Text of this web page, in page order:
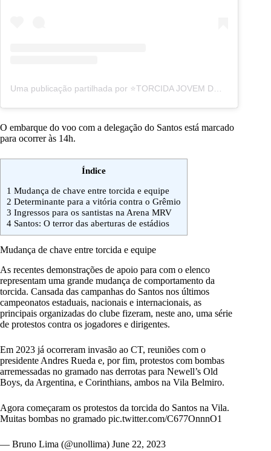
O embarque do voo com a delegação do Santos está marcado
para ocorrer às 14h.
Índice
1 Mudança de chave entre torcida e equipe
2 Determinante para a vitória contra o Grêmio
3 Ingressos para os santistas na Arena MRV
4 Santos: O terror das aberturas de estádios
Mudança de chave entre torcida e equipe
As recentes demonstrações de apoio para com o elenco
representam uma grande mudança de comportamento da
torcida. Cansada das campanhas do Santos nos últimos
campeonatos estaduais, nacionais e internacionais, as
principais organizadas do clube fizeram, neste ano, uma série
de protestos contra os jogadores e dirigentes.
Em 2023 já ocorreram invasão ao CT, reuniões com o
presidente Andres Rueda e, por fim, protestos com bombas
arremessadas no gramado nas derrotas para Newell’s Old
Boys, da Argentina, e Corinthians, ambos na Vila Belmiro.
Agora começaram os protestos da torcida do Santos na Vila.
Muitas bombas no gramado pic.twitter.com/C677OnnnO1
— Bruno Lima (@unollima) June 22, 2023